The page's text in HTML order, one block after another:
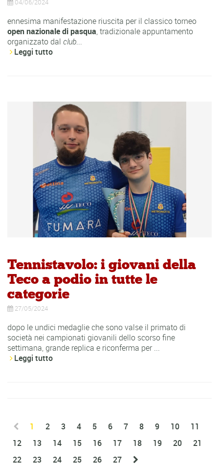
04/06/2024
ennesima manifestazione riuscita per il classico torneo
open nazionale di pasqua, tradizionale appuntamento
organizzato dal club...
Leggi tutto
Tennistavolo: i giovani della
Teco a podio in tutte le
categorie
27/05/2024
dopo le undici medaglie che sono valse il primato di
società nei campionati giovanili dello scorso fine
settimana, grande replica e riconferma per ...
Leggi tutto
1 2 3 4 5 6 7 8 9 10
11
12
13 14 15 16 17 18 19 20
21
22
23 24 25 26 27